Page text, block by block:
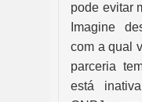
pode evitar
Imagine
com a qual
parceria
está